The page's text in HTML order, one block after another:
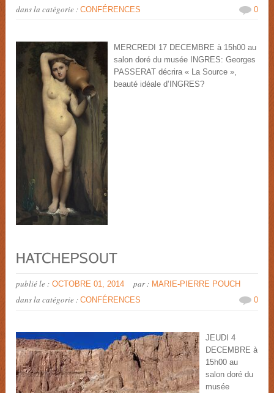
dans la catégorie :CONFÉRENCES 0
MERCREDI 17 DECEMBRE à 15h00 au
salon doré du musée INGRES: Georges
PASSERAT décrira « La Source »,
beauté idéale d’INGRES?
publié le : OCTOBRE 01, 2014 par : MARIE-PIERRE POUCH
dans la catégorie :CONFÉRENCES 0
JEUDI 4
DECEMBRE à
15h00 au
salon doré du
musée